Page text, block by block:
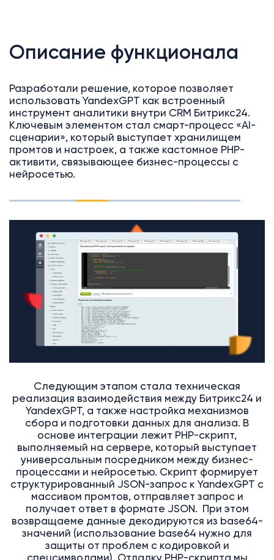
Описание функционала
Разработали решение, которое позволяет
использовать YandexGPT как встроенный
инструмент аналитики внутри CRM Битрикс24.
Ключевым элементом стал смарт-процесс «AI-
сценарии», который выступает хранилищем
промтов и настроек, а также кастомное PHP-
активити, связывающее бизнес-процессы с
нейросетью.
Следующим этапом стала техническая
реализация взаимодействия между Битрикс24 и
YandexGPT, а также настройка механизмов
сбора и подготовки данных для анализа. В
основе интеграции лежит PHP-скрипт,
выполняемый на сервере, который выступает
универсальным посредником между бизнес-
процессами и нейросетью. Скрипт формирует
структурированный JSON-запрос к YandexGPT с
массивом промтов, отправляет запрос и
получает ответ в формате JSON. При этом
возвращаеме данные декодируются из base64-
значений (использование base64 нужно для
защиты от проблем с кодировкой и